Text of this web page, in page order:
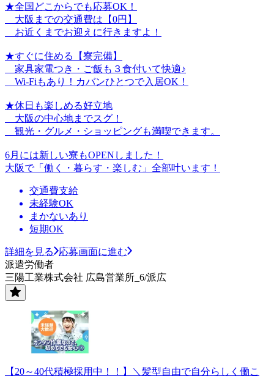
★全国どこからでも応募OK！
大阪までの交通費は【0円】
お近くまでお迎えに行きますよ！
★すぐに住める【寮完備】
家具家電つき・ご飯も３食付いて快適♪
Wi-Fiもあり！カバンひとつで入居OK！
★休日も楽しめる好立地
大阪の中心地までスグ！
観光・グルメ・ショッピングも満喫できます。
6月には新しい寮もOPENしました！
大阪で「働く・暮らす・楽しむ」全部叶います！
交通費支給
未経験OK
まかないあり
短期OK
詳細を見る
応募画面に進む
派遣労働者
三陽工業株式会社 広島営業所_6/派広
【20～40代積極採用中！！】＼髪型自由で自分らしく働こ